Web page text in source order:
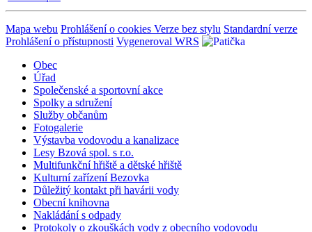
Mapa webu Prohlášení o cookies Verze bez stylu Standardní verze
Prohlášení o přístupnosti Vygeneroval WRS
Obec
Úřad
Společenské a sportovní akce
Spolky a sdružení
Služby občanům
Fotogalerie
Výstavba vodovodu a kanalizace
Lesy Bzová spol. s r.o.
Multifunkční hřiště a dětské hřiště
Kulturní zařízení Bezovka
Důležitý kontakt při havárii vody
Obecní knihovna
Nakládání s odpady
Protokoly o zkouškách vody z obecního vodovodu